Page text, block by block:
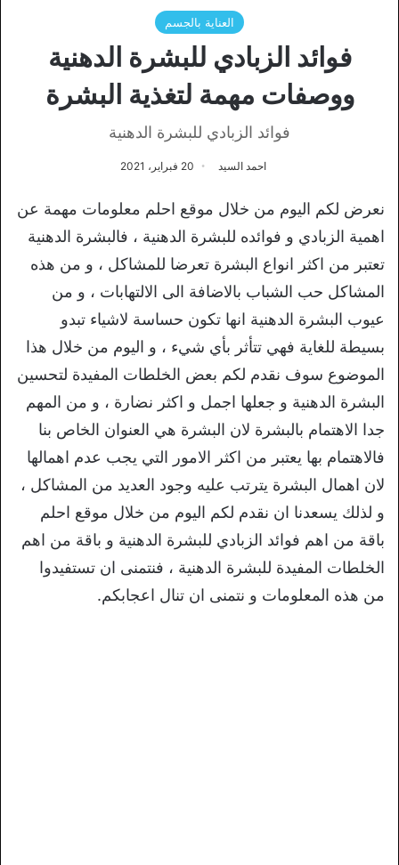
العناية بالجسم
فوائد الزبادي للبشرة الدهنية
ووصفات مهمة لتغذية البشرة
فوائد الزبادي للبشرة الدهنية
احمد السيد 20 فبراير، 2021
نعرض لكم اليوم من خلال موقع احلم معلومات مهمة عن
اهمية الزبادي و فوائده للبشرة الدهنية ، فالبشرة الدهنية
تعتبر من اكثر انواع البشرة تعرضا للمشاكل ، و من هذه
المشاكل حب الشباب بالاضافة الى الالتهابات ، و من
عيوب البشرة الدهنية انها تكون حساسة لاشياء تبدو
بسيطة للغاية فهي تتأثر بأي شيء ، و اليوم من خلال هذا
الموضوع سوف نقدم لكم بعض الخلطات المفيدة لتحسين
البشرة الدهنية و جعلها اجمل و اكثر نضارة ، و من المهم
جدا الاهتمام بالبشرة لان البشرة هي العنوان الخاص بنا
فالاهتمام بها يعتبر من اكثر الامور التي يجب عدم اهمالها
لان اهمال البشرة يترتب عليه وجود العديد من المشاكل ،
و لذلك يسعدنا ان نقدم لكم اليوم من خلال موقع احلم
باقة من اهم فوائد الزبادي للبشرة الدهنية و باقة من اهم
الخلطات المفيدة للبشرة الدهنية ، فنتمنى ان تستفيدوا
من هذه المعلومات و نتمنى ان تنال اعجابكم.